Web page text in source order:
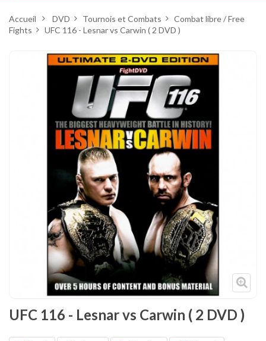
DVD
Armes
Chaussures
Protections
Cible de frappe
Condition physique
Accessoires
Tatamis
Décoration
Accueil > DVD > Tournois et Combats > Combat libre / Free
Fights > UFC 116 - Lesnar vs Carwin ( 2 DVD )
UFC 116 - Lesnar vs Carwin ( 2 DVD )